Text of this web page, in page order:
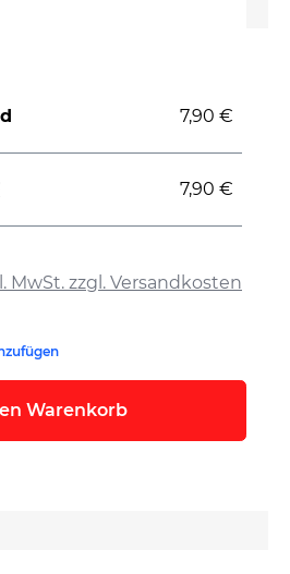
MwSt. zzgl. Versandkosten
7,90 €
7,90 €
Warenkorb